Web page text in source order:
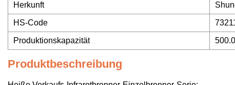
Herkunft
HS-Code
Produktionskapazität
Produktbeschreibung